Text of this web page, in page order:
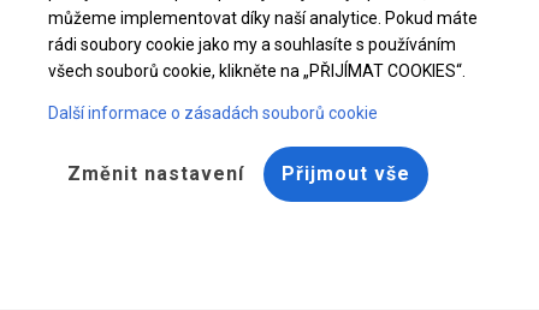
můžeme implementovat díky naší analytice. Pokud máte
rádi soubory cookie jako my a souhlasíte s používáním
všech souborů cookie, klikněte na „PŘIJÍMAT COOKIES“.
Další informace o zásadách souborů cookie
Změnit nastavení Přijmout vše